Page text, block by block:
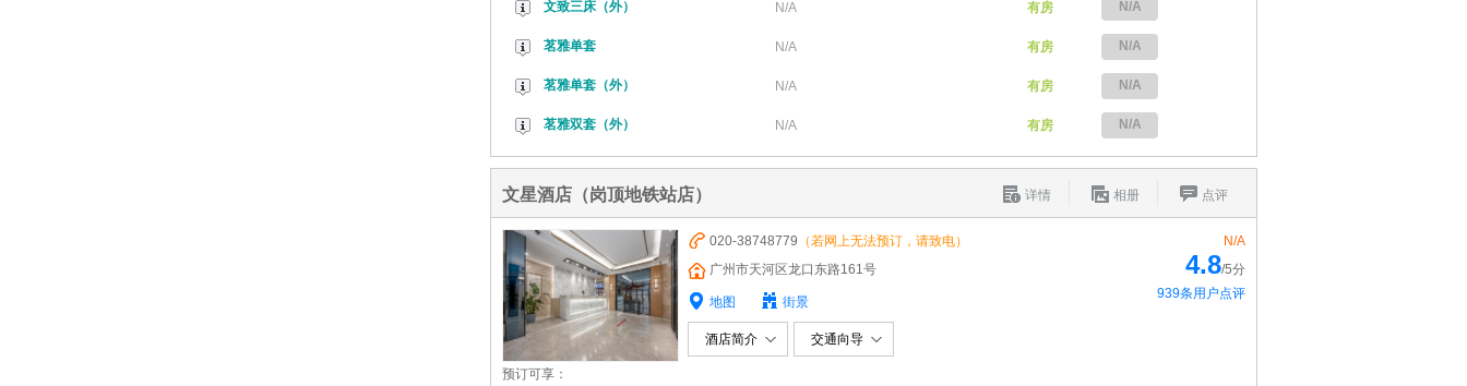
文致三床（外） N/A 有房 N/A
茗雅单套 N/A 有房 N/A
茗雅单套（外） N/A 有房 N/A
茗雅双套（外） N/A 有房 N/A
文星酒店（岗顶地铁站店） 点评
相册
详情
020-38748779 （若网上无法预订，请致电）
广州市天河区龙口东路161号
地图 街景
N/A
4.8/5分
939条用户点评
酒店简介 交通向导
预订可享：